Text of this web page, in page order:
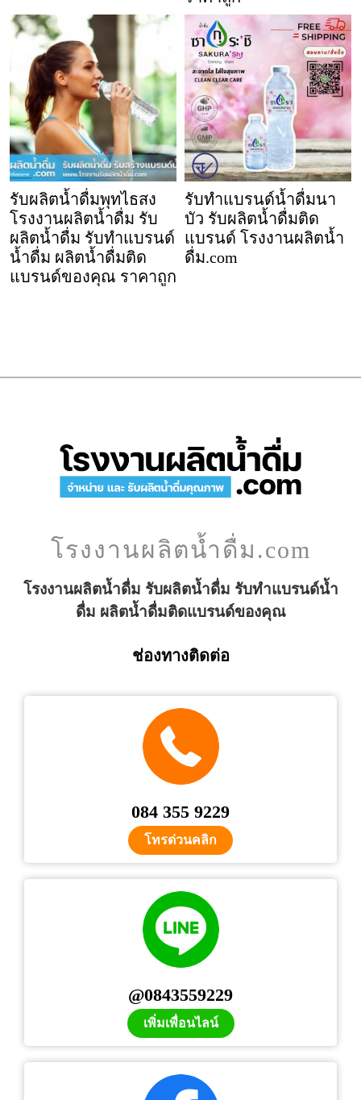
รับผลิตน้ำดื่มพุทไธสง
โรงงานผลิตน้ำดื่ม รับ
ผลิตน้ำดื่ม รับทำแบรนด์
น้ำดื่ม ผลิตน้ำดื่มติด
แบรนด์ของคุณ ราคาถูก
รับทำแบรนด์น้ำดื่มนา
บัว รับผลิตน้ำดื่มติด
แบรนด์ โรงงานผลิตน้ำ
ดื่ม.com
โรงงานผลิตน้ำดื่ม.com
โรงงานผลิตน้ำดื่ม รับผลิตน้ำดื่ม รับทำแบรนด์น้ำ
ดื่ม ผลิตน้ำดื่มติดแบรนด์ของคุณ
ช่องทางติดต่อ
084 355 9229
โทรด่วนคลิก
@0843559229
เพิ่มเพื่อนไลน์